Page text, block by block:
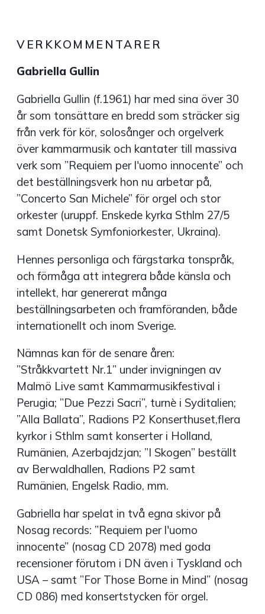
VERKKOMMENTARER
Gabriella Gullin
Gabriella Gullin (f.1961) har med sina över 30
år som tonsättare en bredd som sträcker sig
från verk för kör, solosånger och orgelverk
över kammarmusik och kantater till massiva
verk som ”Requiem per l'uomo innocente” och
det beställningsverk hon nu arbetar på,
”Concerto San Michele” för orgel och stor
orkester (uruppf. Enskede kyrka Sthlm 27/5
samt Donetsk Symfoniorkester, Ukraina).
Hennes personliga och färgstarka tonspråk,
och förmåga att integrera både känsla och
intellekt, har genererat många
beställningsarbeten och framföranden, både
internationellt och inom Sverige.
Nämnas kan för de senare åren:
”Stråkkvartett Nr.1” under invigningen av
Malmö Live samt Kammarmusikfestival i
Perugia; ”Due Pezzi Sacri”, turnè i Syditalien;
”Alla Ballata”, Radions P2 Konserthuset,flera
kyrkor i Sthlm samt konserter i Holland,
Rumänien, Azerbajdzjan; ”I Skogen” beställt
av Berwaldhallen, Radions P2 samt
Rumänien, Engelsk Radio, mm.
Gabriella har spelat in två egna skivor på
Nosag records: ”Requiem per l'uomo
innocente” (nosag CD 2078) med goda
recensioner förutom i DN även i Tyskland och
USA – samt ”For Those Borne in Mind” (nosag
CD 086) med konsertstycken för orgel.